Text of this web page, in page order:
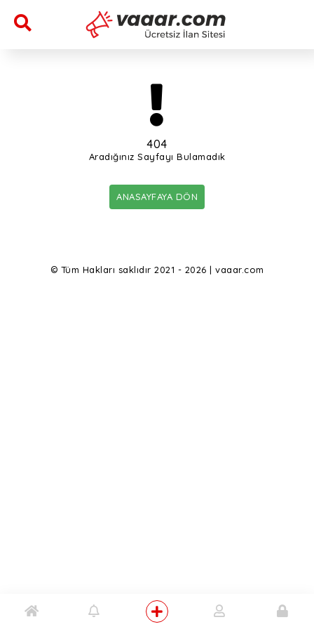
404
Aradığınız Sayfayı Bulamadık
ANASAYFAYA DÖN
© Tüm Hakları saklıdır 2021 - 2026 | vaaar.com